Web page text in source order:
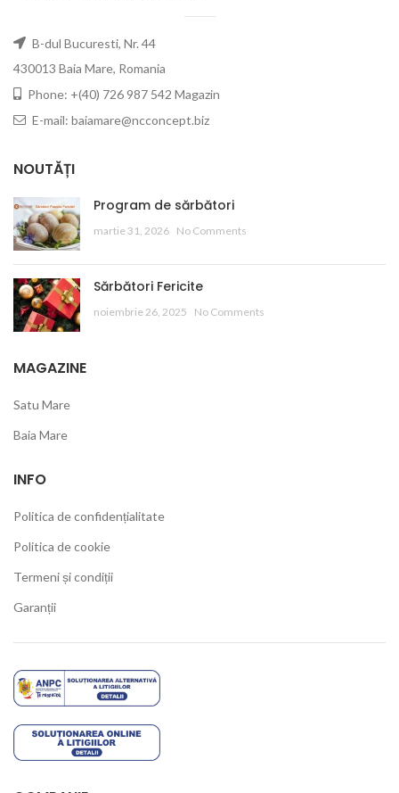
B-dul Bucuresti, Nr. 44
430013 Baia Mare, Romania
Phone: +(40) 726 987 542 Magazin
E-mail: baiamare@ncconcept.biz
NOUTĂȚI
Program de sărbători
martie 31, 2026 No Comments
Sărbători Fericite
noiembrie 26, 2025 No Comments
MAGAZINE
Satu Mare
Baia Mare
INFO
Politica de confidențialitate
Politica de cookie
Termeni și condiții
Garanții